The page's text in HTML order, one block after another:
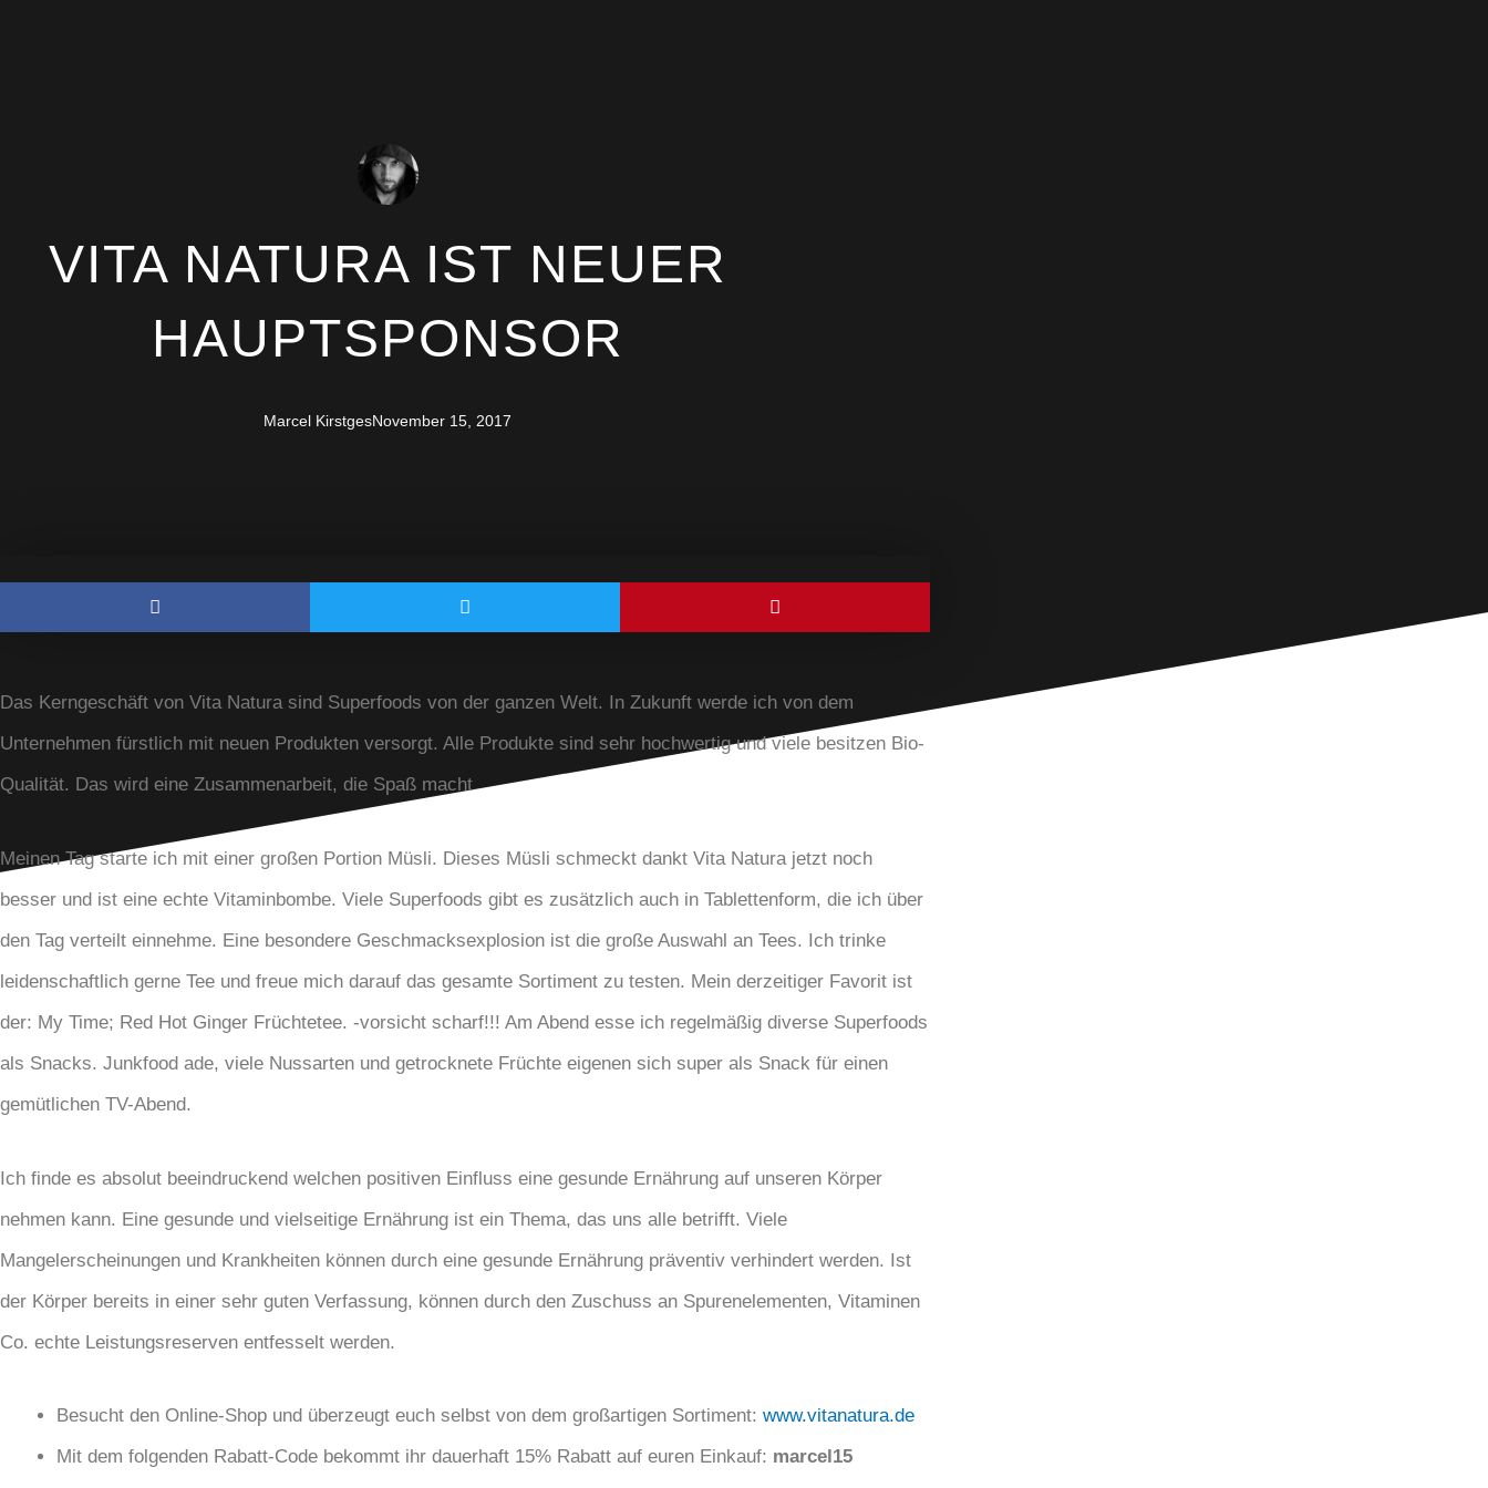
VITA NATURA IST NEUER
HAUPTSPONSOR
Marcel KirstgesNovember 15, 2017
Das Kerngeschäft von Vita Natura sind Superfoods von der ganzen Welt. In Zukunft werde ich von dem
Unternehmen fürstlich mit neuen Produkten versorgt. Alle Produkte sind sehr hochwertig und viele besitzen Bio-
Qualität. Das wird eine Zusammenarbeit, die Spaß macht
Meinen Tag starte ich mit einer großen Portion Müsli. Dieses Müsli schmeckt dankt Vita Natura jetzt noch
besser und ist eine echte Vitaminbombe. Viele Superfoods gibt es zusätzlich auch in Tablettenform, die ich über
den Tag verteilt einnehme. Eine besondere Geschmacksexplosion ist die große Auswahl an Tees. Ich trinke
leidenschaftlich gerne Tee und freue mich darauf das gesamte Sortiment zu testen. Mein derzeitiger Favorit ist
der: My Time; Red Hot Ginger Früchtetee. -vorsicht scharf!!! Am Abend esse ich regelmäßig diverse Superfoods
als Snacks. Junkfood ade, viele Nussarten und getrocknete Früchte eigenen sich super als Snack für einen
gemütlichen TV-Abend.
Ich finde es absolut beeindruckend welchen positiven Einfluss eine gesunde Ernährung auf unseren Körper
nehmen kann. Eine gesunde und vielseitige Ernährung ist ein Thema, das uns alle betrifft. Viele
Mangelerscheinungen und Krankheiten können durch eine gesunde Ernährung präventiv verhindert werden. Ist
der Körper bereits in einer sehr guten Verfassung, können durch den Zuschuss an Spurenelementen, Vitaminen
Co. echte Leistungsreserven entfesselt werden.
Besucht den Online-Shop und überzeugt euch selbst von dem großartigen Sortiment: www.vitanatura.de
Mit dem folgenden Rabatt-Code bekommt ihr dauerhaft 15% Rabatt auf euren Einkauf: marcel15